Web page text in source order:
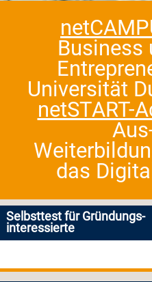
Business
Universität
netSTART-
das
Selbsttest für Gründungs-
interessierte